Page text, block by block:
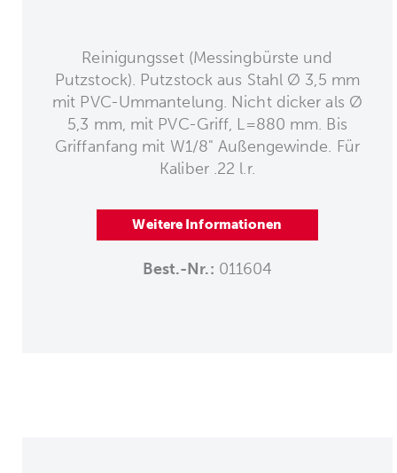
Reinigungsset (Messingbürste und
Putzstock). Putzstock aus Stahl Ø 3,5 mm
mit PVC-Ummantelung. Nicht dicker als Ø
5,3 mm, mit PVC-Griff, L=880 mm. Bis
Griffanfang mit W1/8" Außengewinde. Für
Kaliber .22 l.r.
Weitere Informationen
Best.-Nr.: 011604